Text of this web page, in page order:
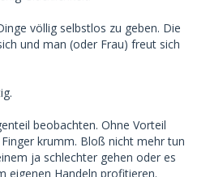
völlig selbstlos zu geben. Die
und man (oder Frau) freut sich
beobachten. Ohne Vorteil
krumm. Bloß nicht mehr tun
ja schlechter gehen oder es
eigenen Handeln profitieren.